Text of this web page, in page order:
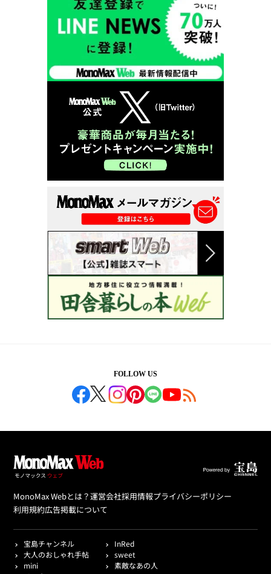
FOLLOW US
MonoMax Webとは？運営会社採用情報プライバシーポリシー
利用規約広告掲載について
宝島チャンネル
InRed
大人のおしゃれ手帖
sweet
mini
素敵なあの人